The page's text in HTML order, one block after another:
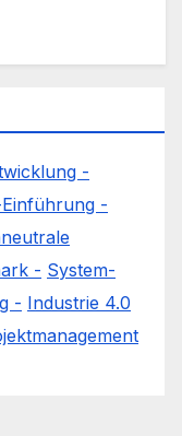
-
-
- System-
- Industrie 4.0